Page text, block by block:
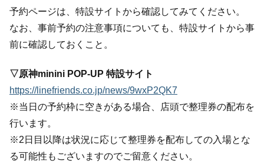
予約ページは、特設サイトから確認してみてください。
なお、事前予約の注意事項についても、特設サイトから事
前に確認しておくこと。
▽原神minini POP-UP 特設サイト
https://linefriends.co.jp/news/9wxP2QK7
※当日の予約枠に空きがある場合、店頭で整理券の配布を
行います。
※2日目以降は状況に応じて整理券を配布しての入場とな
る可能性もございますのでご留意ください。